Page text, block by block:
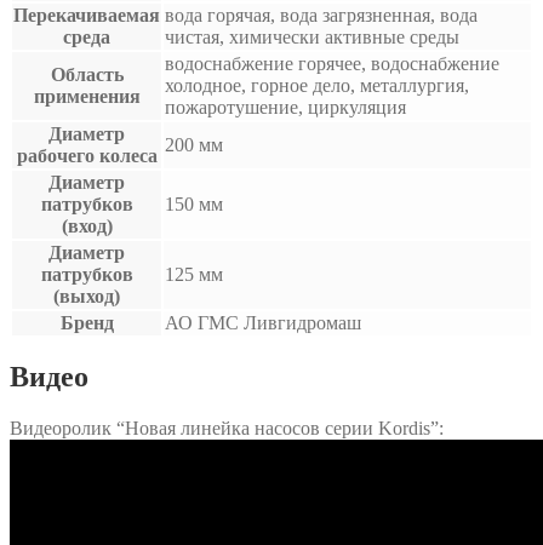
Перекачиваемая
среда
вода горячая, вода загрязненная, вода
чистая, химически активные среды
Область
применения
водоснабжение горячее, водоснабжение
холодное, горное дело, металлургия,
пожаротушение, циркуляция
Диаметр
рабочего колеса
200 мм
Диаметр
патрубков
(вход)
150 мм
Диаметр
патрубков
(выход)
125 мм
Бренд АО ГМС Ливгидромаш
Видео
Видеоролик “Новая линейка насосов серии Kordis”: